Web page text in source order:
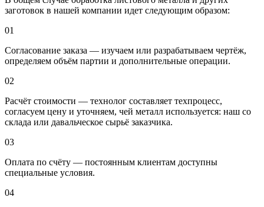
заготовок в нашей компании идет следующим образом:
01
Согласование заказа — изучаем или разрабатываем чертёж,
определяем объём партии и дополнительные операции.
02
Расчёт стоимости — технолог составляет техпроцесс,
согласуем цену и уточняем, чей металл используется: наш со
склада или давальческое сырьё заказчика.
03
Оплата по счёту — постоянным клиентам доступны
специальные условия.
04